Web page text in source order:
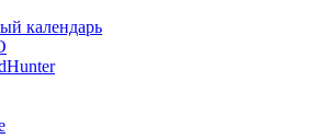
календарь